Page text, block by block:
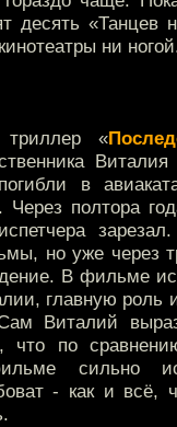
десять «Танцев
ни
триллер «
в
Через полтора
но уже через
В фильме
главную роль
Виталий
что по
сильно
- как и всё,